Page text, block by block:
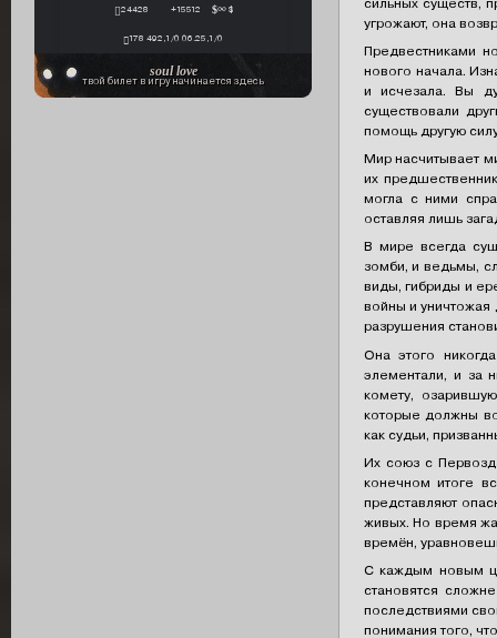
24428 +15512 ∞ $
178 492,1/0 06.25,1/0
soul love
твой билет в игру начинается здесь
угрожают, она
Предвестниками
нового начала.
и исчезала. Вы
существовали
помощь другую
Мир насчитывает
их
могла с ними
оставляя лишь
В мире всегда
зомби, и ведьмы,
виды, гибриды и
войны и уничтожая
разрушения
Она этого
элементали, и за
комету,
которые должны
как судьи,
Их союз с
конечном итоге
представляют
живых. Но время
времён,
С каждым новым
становятся
последствиями
понимания того,